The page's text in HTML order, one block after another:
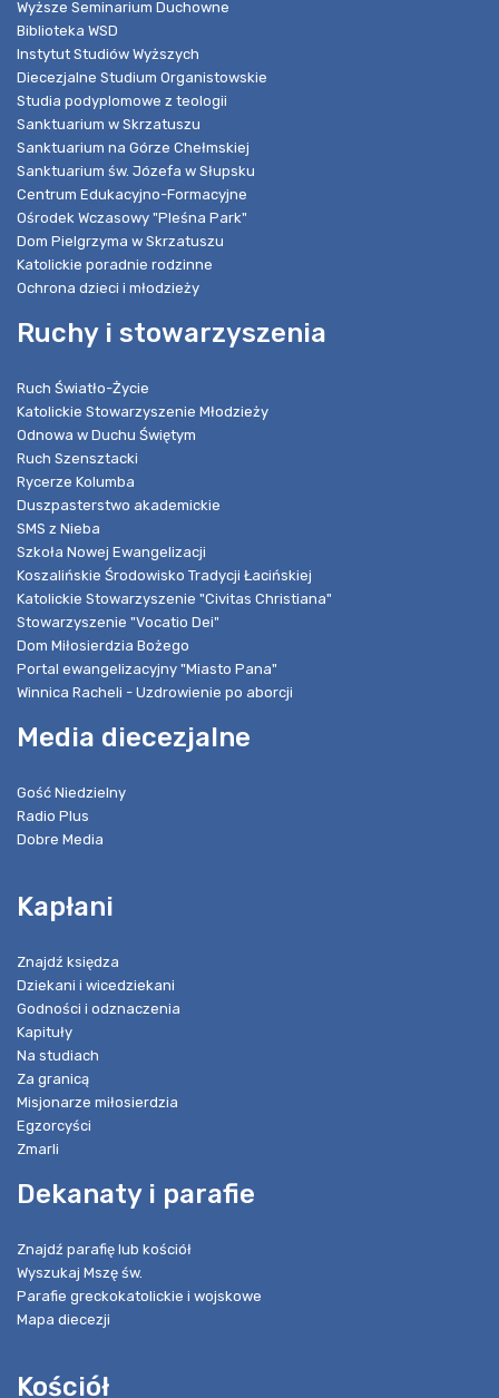
Wyższe Seminarium Duchowne
Biblioteka WSD
Instytut Studiów Wyższych
Diecezjalne Studium Organistowskie
Studia podyplomowe z teologii
Sanktuarium w Skrzatuszu
Sanktuarium na Górze Chełmskiej
Sanktuarium św. Józefa w Słupsku
Centrum Edukacyjno-Formacyjne
Ośrodek Wczasowy "Pleśna Park"
Dom Pielgrzyma w Skrzatuszu
Katolickie poradnie rodzinne
Ochrona dzieci i młodzieży
Ruchy i stowarzyszenia
Ruch Światło-Życie
Katolickie Stowarzyszenie Młodzieży
Odnowa w Duchu Świętym
Ruch Szensztacki
Rycerze Kolumba
Duszpasterstwo akademickie
SMS z Nieba
Szkoła Nowej Ewangelizacji
Koszalińskie Środowisko Tradycji Łacińskiej
Katolickie Stowarzyszenie "Civitas Christiana"
Stowarzyszenie "Vocatio Dei"
Dom Miłosierdzia Bożego
Portal ewangelizacyjny "Miasto Pana"
Winnica Racheli - Uzdrowienie po aborcji
Media diecezjalne
Gość Niedzielny
Radio Plus
Dobre Media
Kapłani
Znajdź księdza
Dziekani i wicedziekani
Godności i odznaczenia
Kapituły
Na studiach
Za granicą
Misjonarze miłosierdzia
Egzorcyści
Zmarli
Dekanaty i parafie
Znajdź parafię lub kościół
Wyszukaj Mszę św.
Parafie greckokatolickie i wojskowe
Mapa diecezji
Kościół